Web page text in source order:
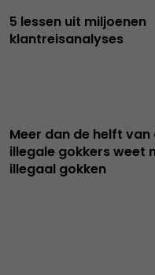
5 lessen uit miljoenen
klantreisanalyses
Meer dan de helft van
illegale gokkers weet
illegaal gokken